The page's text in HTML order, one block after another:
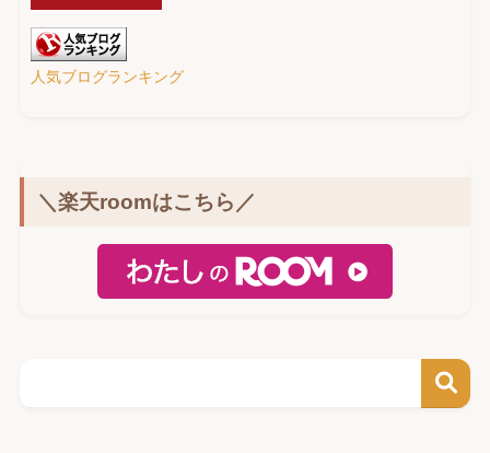
人気ブログランキング
＼楽天roomはこちら／